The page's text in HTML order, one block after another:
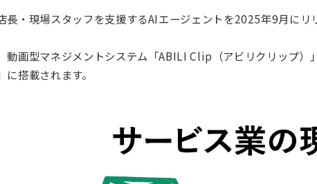
長・現場スタッフを支援するAIエージェントを2025年9月にリ
動画型マネジメントシステム「ABILI Clip（アビリクリップ
に搭載されます。